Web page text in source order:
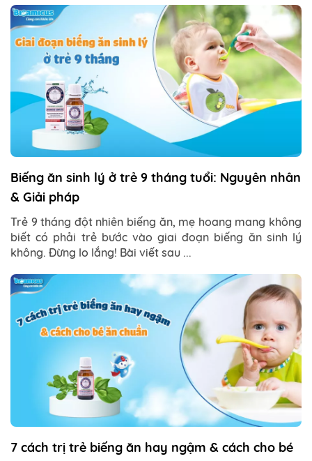
Biếng ăn sinh lý ở trẻ 9 tháng tuổi: Nguyên nhân
& Giải pháp
Trẻ 9 tháng đột nhiên biếng ăn, mẹ hoang mang không
biết có phải trẻ bước vào giai đoạn biếng ăn sinh lý
không. Đừng lo lắng! Bài viết sau ...
7 cách trị trẻ biếng ăn hay ngậm & cách cho bé